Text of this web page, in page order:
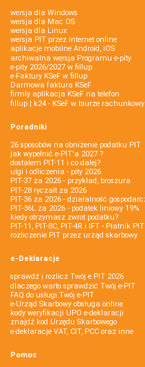
wersja dla Windows
wersja dla Mac OS
wersja dla Linux
wersja PIT przez internet online
aplikacje mobilne Android, iOS
archiwalna wersja Programu e-pity
e-pity 2026/2027 w fillup
e‑Faktury KSeF w fillup
Darmowa faktura KSeF
firmly aplikacja KSeF na telefon
fillup | k24 - KSeF w biurze
Poradniki
26 sposobów na obniżenie podatku PIT
jak wypełnić e-PIT'a 2027 ?
dostałem PIT-11 i co dalej?
ulgi i odliczenia - pity 2026
PIT-37 za 2026 - przykład, broszura
PIT-28 ryczałt za 2026
PIT-36 za 2026 - działalność
PIT-36L za 2026 - podatek liniowy 19%
kiedy otrzymasz zwrot podatku?
PIT-11, PIT-8C, PIT-4R i IFT - Płatnik PIT
rozliczenie PIT przez urząd skarbowy
e-Deklaracje
sprawdź i rozlicz Twój e PIT 2026
dlaczego warto sprawdzić Twój e-PIT
FAQ do usługi Twój e-PIT
e-Urząd Skarbowy obsługa online
kody weryfikacji UPO e-deklaracji
znajdź kod Urzędu Skarbowego
e-deklaracje VAT, CIT, PCC oraz inne
Pomoc